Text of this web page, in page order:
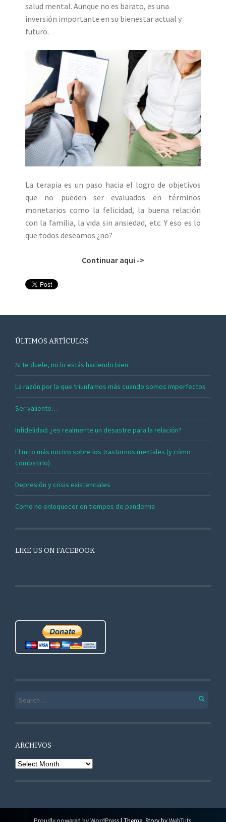
salud mental. Aunque no es barato, es una
inversión importante en su bienestar actual y
futuro.
La terapia es un paso hacia el logro de objetivos
que no pueden ser evaluados en términos
monetarios como la felicidad, la buena relación
con la familia, la vida sin ansiedad, etc. Y eso es lo
que todos deseamos ¿no?
Continuar aqui ->
ÚLTIMOS ARTÍCULOS
Si te duele, no lo estás haciendo bien
La razón por la que triunfamos más cuando somos imperfectos
Ser valiente…
Infidelidad: ¿es realmente un desastre para la relación?
El mito más nocivo sobre los trastornos mentales (y cómo
combatirlo)
Depresión y crisis existenciales
Como no enloquecer en tiempos de pandemia
LIKE US ON FACEBOOK
Search for:
ARCHIVOS
Archivos